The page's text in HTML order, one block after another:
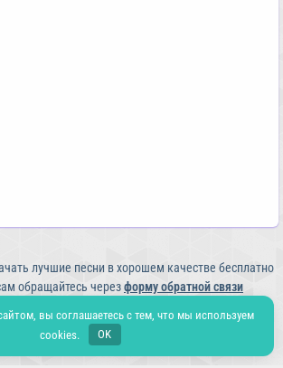
лучшие песни в хорошем качестве бесплатно
обращайтесь черезформу обратной связи
вы соглашаетесь с тем, что мы используем
cookies.
OK